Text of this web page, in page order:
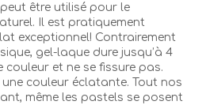
être utilisé pour le
Il est pratiquement
exceptionnel! Contrairement
gel-laque dure jusqu’à 4
couleur et ne se fissure pas.
couleur éclatante. Tout nos
même les pastels se posent